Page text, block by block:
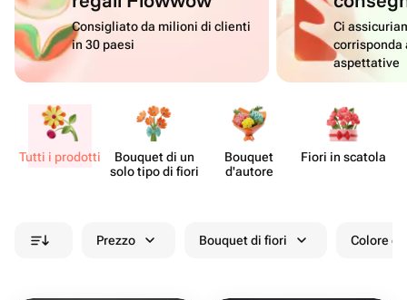
Consigliato da milioni di clienti
in 30 paesi
Ci
corrisponda
aspettative
Tutti i prodotti
Bouquet di un
solo tipo di fiori
Bouquet
d'autore
Fiori in scatola
Prezzo Bouquet di fiori Colore